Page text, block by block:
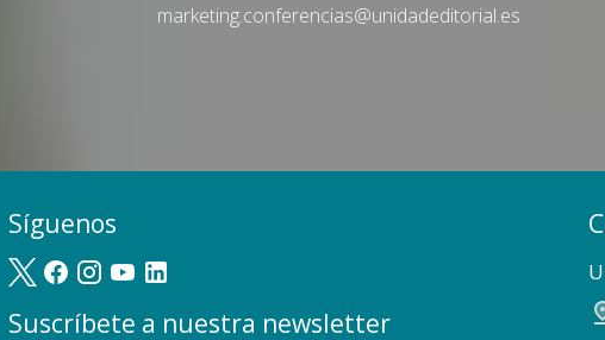
marketing.conferencias@unidadeditorial.es
Síguenos
Suscríbete a nuestra newsletter